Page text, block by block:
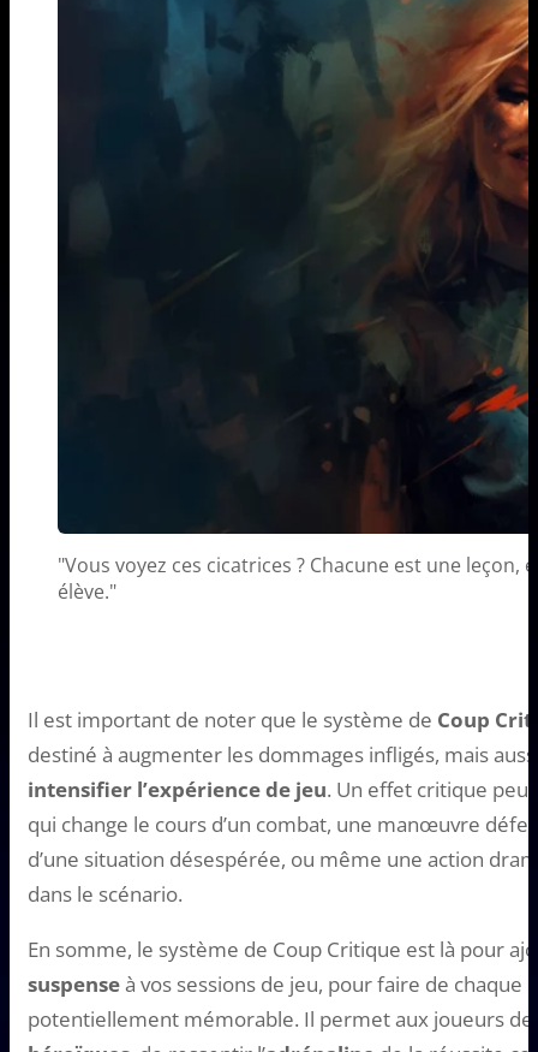
"Vous voyez ces cicatrices ? Chacune est une leçon,
élève."
Il est important de noter que le système de Coup
destiné à augmenter les dommages infligés, mais
intensifier l’expérience de jeu. Un effet critique
qui change le cours d’un combat, une manœuvre
d’une situation désespérée, ou même une action
dans le scénario.
En somme, le système de Coup Critique est là pour
suspenseà vos sessions de jeu, pour faire de chaque
potentiellement mémorable. Il permet aux joueurs